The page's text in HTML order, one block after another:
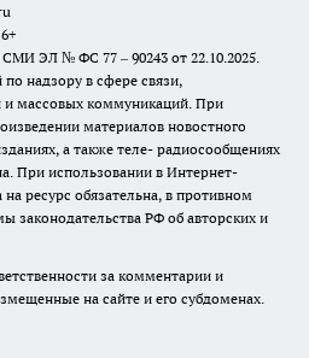
СМИ ЭЛ № ФС 77 – 90243 от 22.10.2025.
надзору в сфере связи,
массовых коммуникаций. При
материалов новостного
а также теле- радиосообщениях
При использовании в Интернет-
ресурс обязательна, в противном
законодательства РФ об авторских и
за комментарии и
на сайте и его субдоменах.